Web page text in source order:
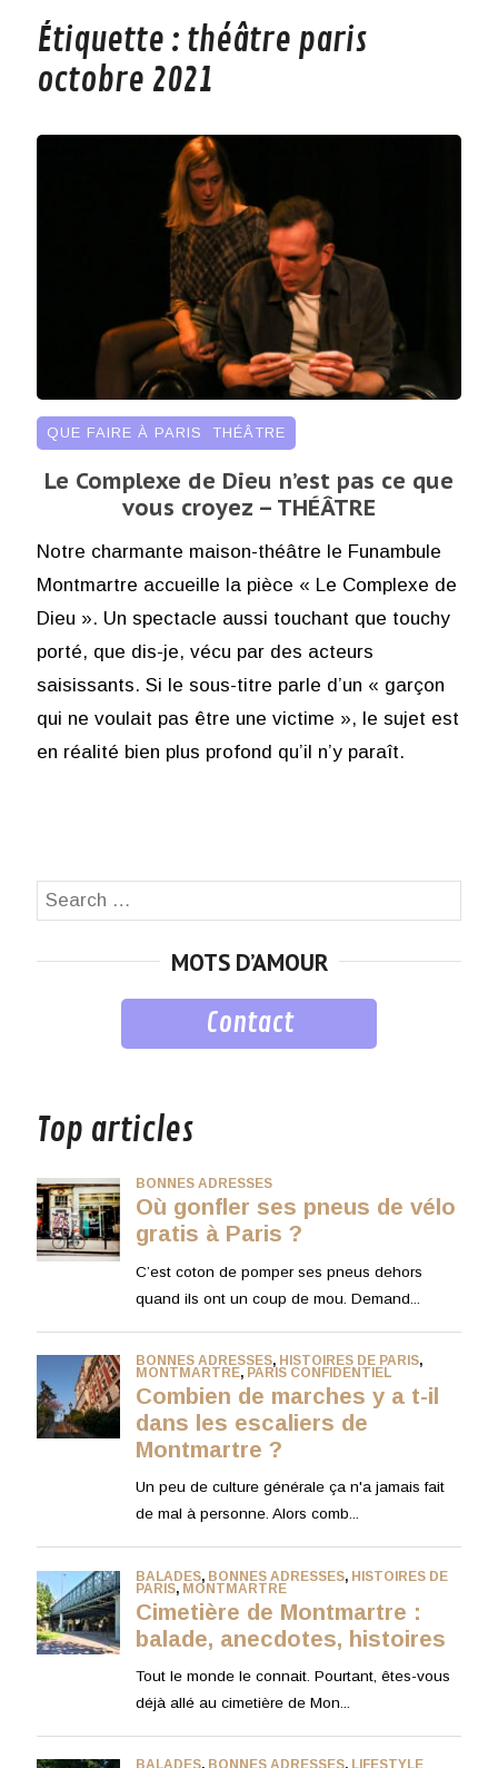
Étiquette : théâtre paris
octobre 2021
QUE FAIRE À PARIS THÉÂTRE
Le Complexe de Dieu n’est pas ce que
vous croyez – THÉÂTRE
Notre charmante maison-théâtre le Funambule
Montmartre accueille la pièce « Le Complexe de
Dieu ». Un spectacle aussi touchant que touchy
porté, que dis-je, vécu par des acteurs
saisissants. Si le sous-titre parle d’un « garçon
qui ne voulait pas être une victime », le sujet est
en réalité bien plus profond qu’il n’y paraît.
Search
MOTS D’AMOUR
Contact
Top articles